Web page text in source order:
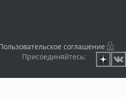
соглашение
Присоединяйтесь: